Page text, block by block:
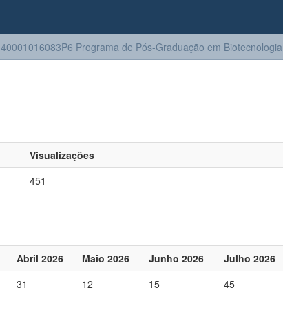
40001016083P6 Programa de Pós-Graduação em Biotecnologia
Visualizações
451
Abril 2026 Maio 2026 Junho 2026 Julho 2026
31 12 15 45